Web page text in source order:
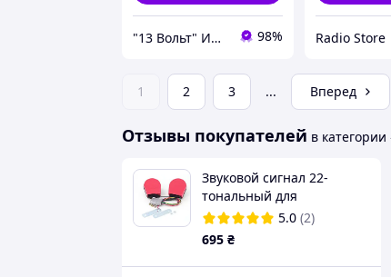
"13 Вольт" Интернет магазин автосвета и автоаксессуаров. 98% Radio Store
1 2 3 ... Вперед
Отзывы покупателей в
Звуковой сигнал 22-
тональный для
автомобиля 2 шт., 12 В с
контроллером, японский
динамиков
5.0 (2)
695 ₴